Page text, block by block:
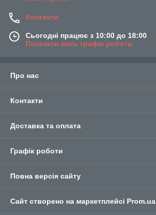
Контакти
Сьогодні працює з 10:00 до 18:00
Показати весь графік роботи
Про нас
Контакти
Доставка та оплата
Графік роботи
Повна версія сайту
Сайт створено на маркетплейсі Prom.ua